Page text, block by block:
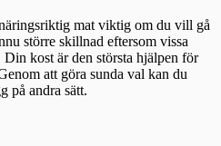
mat viktig om du vill gå
större skillnad eftersom vissa
kost är den största hjälpen för
att göra sunda val kan du
på andra sätt.